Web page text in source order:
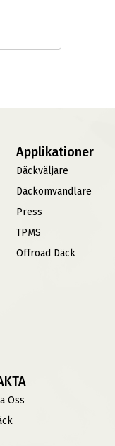
Applikationer
Däckväljare
Däckomvandlare
Press
TPMS
Offroad Däck
Oss